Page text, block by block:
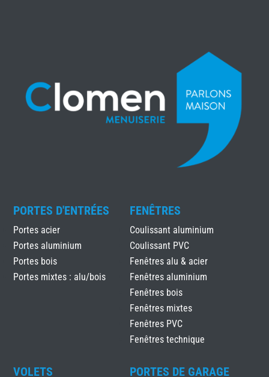
PORTES D'ENTRÉES
Portes acier
Portes aluminium
Portes bois
Portes mixtes : alu/bois
FENÊTRES
Coulissant aluminium
Coulissant PVC
Fenêtres alu & acier
Fenêtres aluminium
Fenêtres bois
Fenêtres mixtes
Fenêtres PVC
Fenêtres technique
VOLETS PORTES DE GARAGE